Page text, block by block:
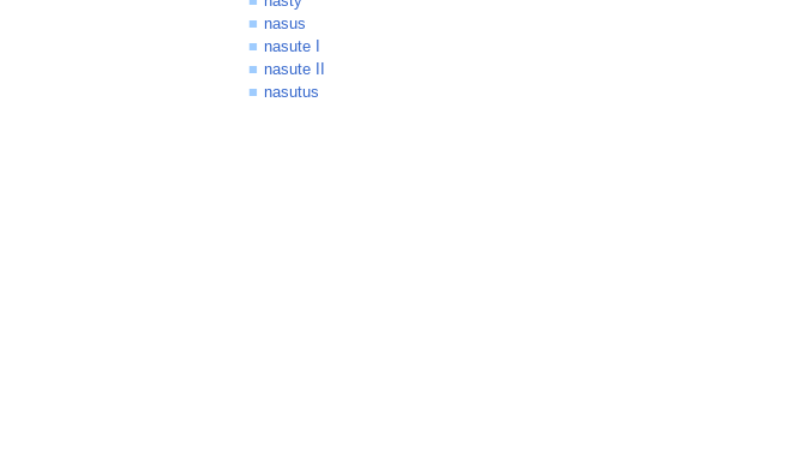
nasus
nasute I
nasute II
nasutus